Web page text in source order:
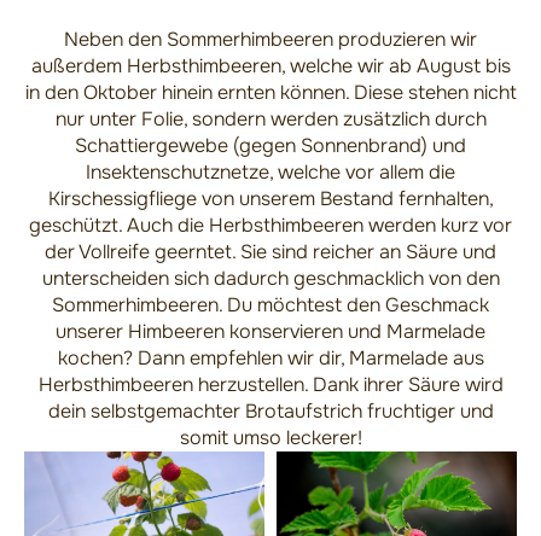
Neben den Sommerhimbeeren produzieren wir
außerdem Herbsthimbeeren, welche wir ab August bis
in den Oktober hinein ernten können. Diese stehen nicht
nur unter Folie, sondern werden zusätzlich durch
Schattiergewebe (gegen Sonnenbrand) und
Insektenschutznetze, welche vor allem die
Kirschessigfliege von unserem Bestand fernhalten,
geschützt. Auch die Herbsthimbeeren werden kurz vor
der Vollreife geerntet. Sie sind reicher an Säure und
unterscheiden sich dadurch geschmacklich von den
Sommerhimbeeren. Du möchtest den Geschmack
unserer Himbeeren konservieren und Marmelade
kochen? Dann empfehlen wir dir, Marmelade aus
Herbsthimbeeren herzustellen. Dank ihrer Säure wird
dein selbstgemachter Brotaufstrich fruchtiger und
somit umso leckerer!